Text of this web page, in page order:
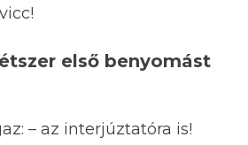
első benyomást
– az interjúztatóra is!